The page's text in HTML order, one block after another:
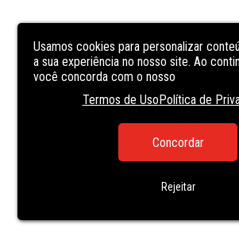
Usamos cookies para personalizar
a sua experiência no nosso site. Ao
você concorda com o nosso
Termos de UsoPolítica de
Concordar
Rejeitar